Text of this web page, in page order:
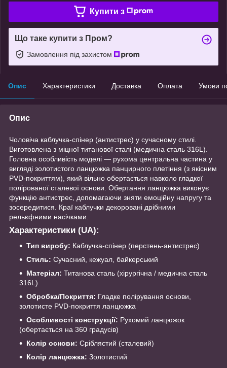
Купити з
Що таке купити з Пром?
Замовлення під захистом
Опис Характеристики Доставка Оплата Умови
Опис
Чоловіча каблучка-спінер (антистрес) у сучасному стилі.
Виготовлена з міцної титанової сталі (медична сталь 316L).
Головна особливість моделі — рухома центральна частина у
вигляді золотистого ланцюжка панцирного плетіння (з якісним
PVD-покриттям), який вільно обертається навколо гладкої
полірованої сталевої основи. Обертання ланцюжка виконує
функцію антистрес, допомагаючи зняти емоційну напругу та
зосередитися. Краї каблучки декоровані дрібними
рельєфними насічками.
Характеристики (UA):
Тип виробу: Каблучка-спінер (перстень-антистрес)
Стиль: Сучасний, кежуал, байкерський
Матеріал: Титанова сталь (хірургічна / медична сталь
316L)
Обробка/Покриття: Гладке полірування основи,
золотисте PVD-покриття ланцюжка
Особливості конструкції: Рухомий ланцюжок
(обертається на 360 градусів)
Колір основи: Сріблястий (сталевий)
Колір ланцюжка: Золотистий